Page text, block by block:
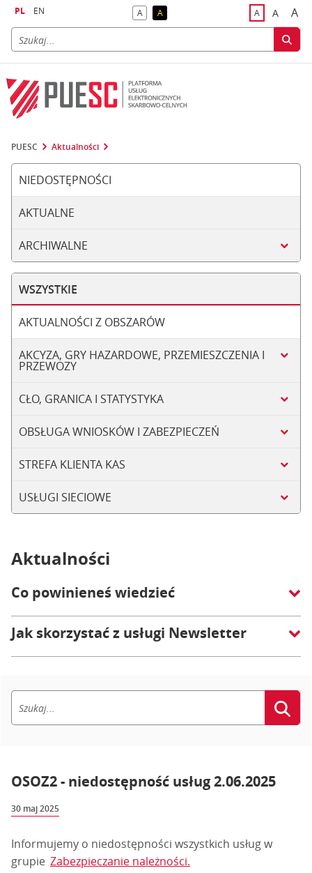
PL EN Akontrast domyślny
Akontrast żółty tekst na czarnym tle
Adomyślna
A A
PUESC Aktualności
NIEDOSTĘPNOŚCI
AKTUALNE
ARCHIWALNE
WSZYSTKIE
AKTUALNOŚCI Z OBSZARÓW
AKCYZA, GRY HAZARDOWE, PRZEMIESZCZENIA I
PRZEWOZY
CŁO, GRANICA I STATYSTYKA
OBSŁUGA WNIOSKÓW I ZABEZPIECZEŃ
STREFA KLIENTA KAS
USŁUGI SIECIOWE
Aktualności
Co powinieneś wiedzieć
Jak skorzystać z usługi Newsletter
OSOZ2 - niedostępność usług 2.06.2025
30 maj 2025
Informujemy o niedostępności wszystkich usług w
grupie Zabezpieczanie należności.